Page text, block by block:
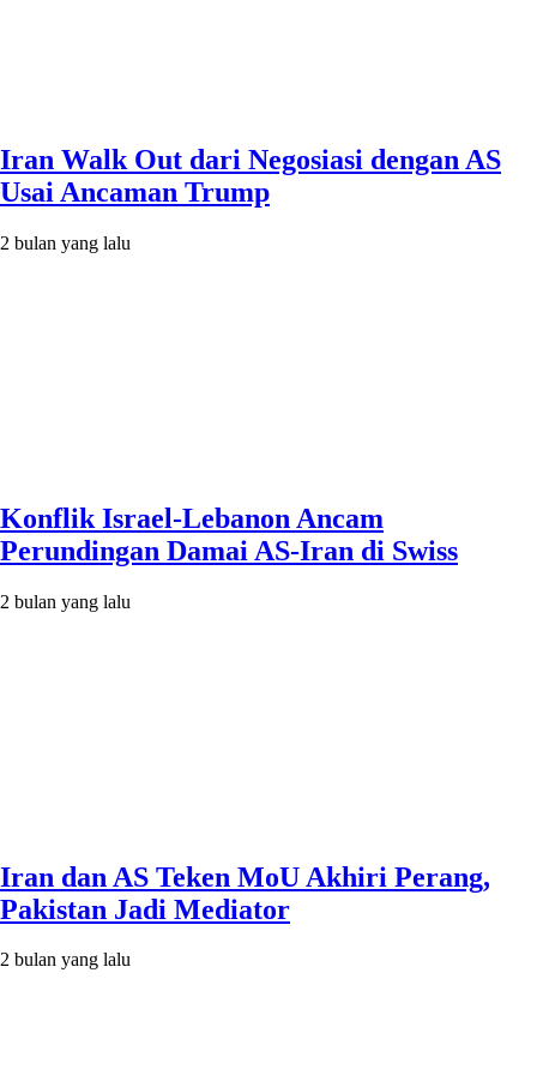
Iran Walk Out dari Negosiasi dengan AS
Usai Ancaman Trump
2 bulan yang lalu
Konflik Israel-Lebanon Ancam
Perundingan Damai AS-Iran di Swiss
2 bulan yang lalu
Iran dan AS Teken MoU Akhiri Perang,
Pakistan Jadi Mediator
2 bulan yang lalu